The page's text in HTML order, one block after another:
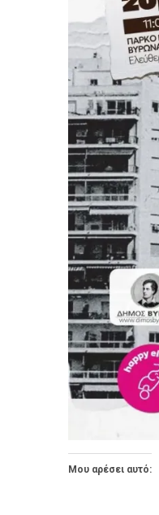
Μου αρέσει αυτό: